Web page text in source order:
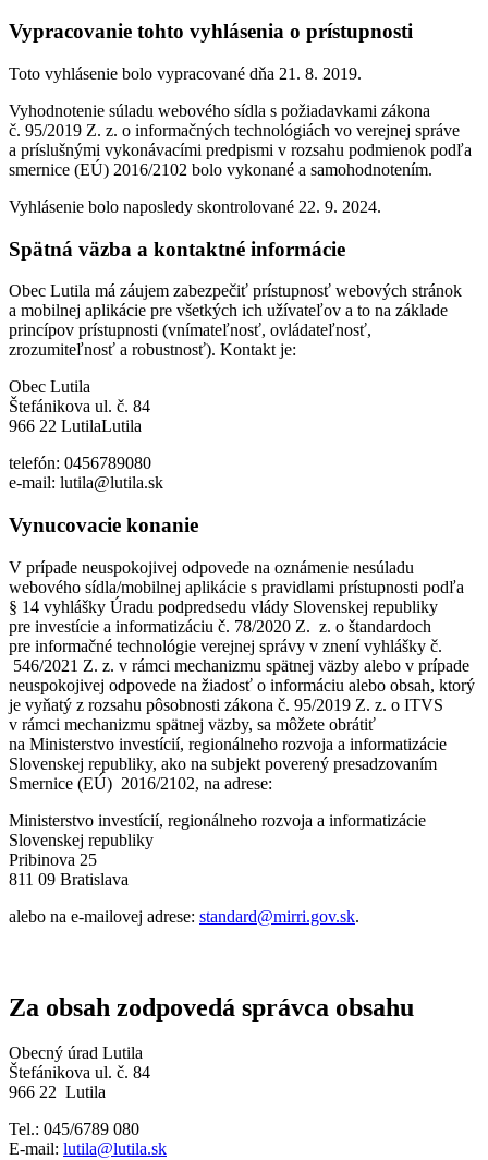
Vypracovanie tohto vyhlásenia o prístupnosti
Toto vyhlásenie bolo vypracované dňa 21. 8. 2019.
Vyhodnotenie súladu webového sídla s požiadavkami zákona
č. 95/2019 Z. z. o informačných technológiách vo verejnej správe
a príslušnými vykonávacími predpismi v rozsahu podmienok podľa
smernice (EÚ) 2016/2102 bolo vykonané a samohodnotením.
Vyhlásenie bolo naposledy skontrolované 22. 9. 2024.
Spätná väzba a kontaktné informácie
Obec Lutila má záujem zabezpečiť prístupnosť webových stránok
a mobilnej aplikácie pre všetkých ich užívateľov a to na základe
princípov prístupnosti (vnímateľnosť, ovládateľnosť,
zrozumiteľnosť a robustnosť). Kontakt je:
Obec Lutila
Štefánikova ul. č. 84
966 22 LutilaLutila
telefón: 0456789080
e-mail: lutila@lutila.sk
Vynucovacie konanie
V prípade neuspokojivej odpovede na oznámenie nesúladu
webového sídla/mobilnej aplikácie s pravidlami prístupnosti podľa
§ 14 vyhlášky Úradu podpredsedu vlády Slovenskej republiky
pre investície a informatizáciu č. 78/2020 Z. z. o štandardoch
pre informačné technológie verejnej správy v znení vyhlášky č.
546/2021 Z. z. v rámci mechanizmu spätnej väzby alebo v prípade
neuspokojivej odpovede na žiadosť o informáciu alebo obsah, ktorý
je vyňatý z rozsahu pôsobnosti zákona č. 95/2019 Z. z. o ITVS
v rámci mechanizmu spätnej väzby, sa môžete obrátiť
na Ministerstvo investícií, regionálneho rozvoja a informatizácie
Slovenskej republiky, ako na subjekt poverený presadzovaním
Smernice (EÚ) 2016/2102, na adrese:
Ministerstvo investícií, regionálneho rozvoja a informatizácie
Slovenskej republiky
Pribinova 25
811 09 Bratislava
alebo na e-mailovej adrese: standard@mirri.gov.sk.
Za obsah zodpovedá správca obsahu
Obecný úrad Lutila
Štefánikova ul. č. 84
966 22 Lutila
Tel.: 045/6789 080
E-mail: lutila@lutila.sk